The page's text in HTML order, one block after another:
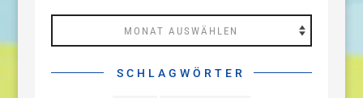
SCHLAGWÖRTER